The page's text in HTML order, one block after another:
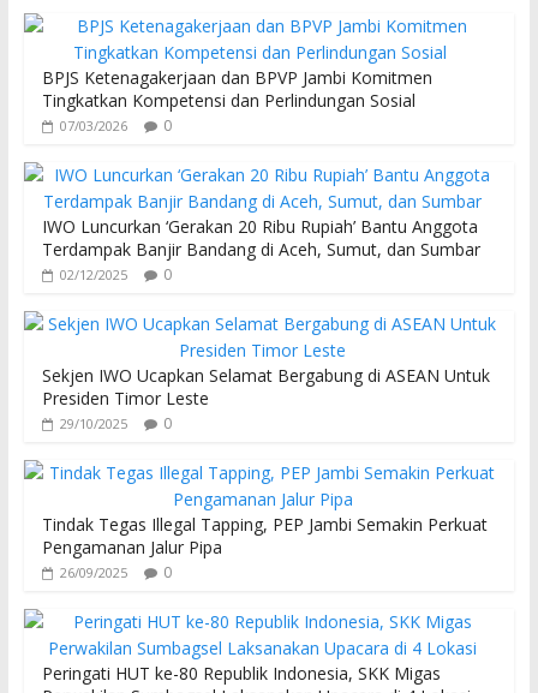
BPJS Ketenagakerjaan dan BPVP Jambi Komitmen
Tingkatkan Kompetensi dan Perlindungan Sosial
07/03/2026 0
IWO Luncurkan ‘Gerakan 20 Ribu Rupiah’ Bantu Anggota
Terdampak Banjir Bandang di Aceh, Sumut, dan Sumbar
02/12/2025 0
Sekjen IWO Ucapkan Selamat Bergabung di ASEAN Untuk
Presiden Timor Leste
29/10/2025 0
Tindak Tegas Illegal Tapping, PEP Jambi Semakin Perkuat
Pengamanan Jalur Pipa
26/09/2025 0
Peringati HUT ke-80 Republik Indonesia, SKK Migas